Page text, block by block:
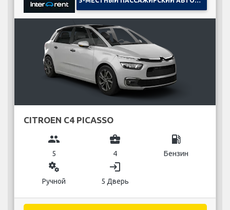
CITROEN C4 PICASSO
group
5
business_center
4
local_gas_station
Бензин
miscellaneous_services
Ручной
login
5 Дверь